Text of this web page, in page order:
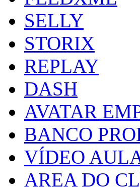
SELLY
STORIX
REPLAY
DASH
AVATAR
BANCO
VÍDEO
AREA DO